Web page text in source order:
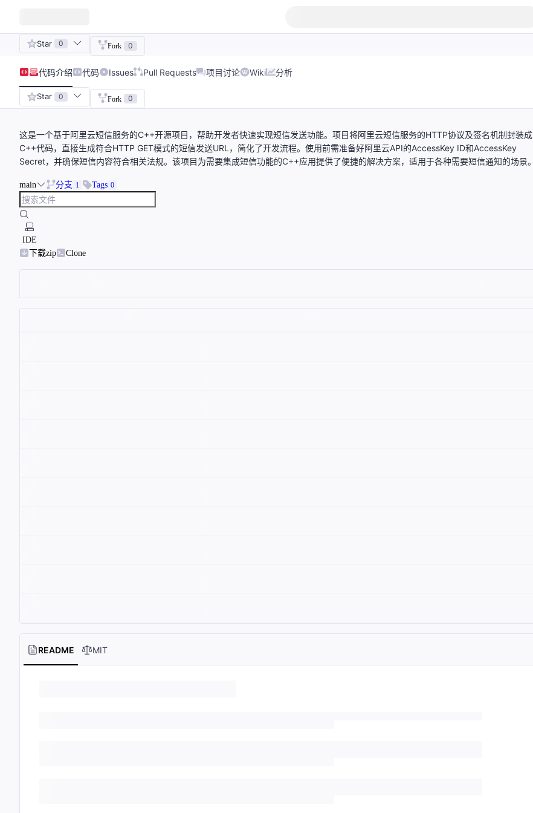
Star 0 Fork 0
代码介绍 代码 Issues Pull Requests 项目讨论 Wiki 分析
Star 0 Fork 0
这是一个基于阿里云短信服务的C++开源项目，帮助开发者快速实现短信发送功能。项目将阿里云短信服务的HTTP协议及签名机制封装成
C++代码，直接生成符合HTTP GET模式的短信发送URL，简化了开发流程。使用前需准备好阿里云API的AccessKey ID和AccessKey
Secret，并确保短信内容符合相关法规。该项目为需要集成短信功能的C++应用提供了便捷的解决方案，适用于各种需要短信通知的场景。
main 分支 1 Tags 0
IDE
下载zip
Clone
README MIT